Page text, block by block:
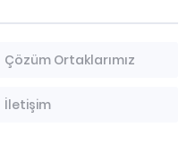
Çözüm Ortaklarımız
İletişim